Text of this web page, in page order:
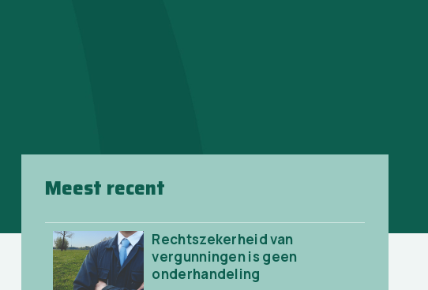
Meest recent
Rechtszekerheid van
vergunningen is geen
onderhandeling